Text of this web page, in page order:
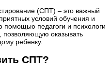
(СПТ) – это важный
условий обучения и
помощью педагоги и психологи
оказывать
ребенку.
СПТ?